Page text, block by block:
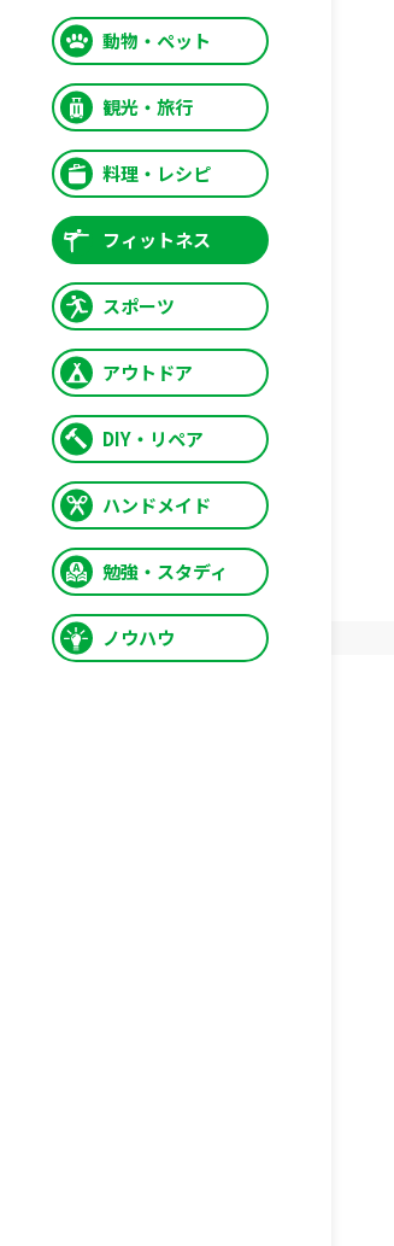
動物・ペット
観光・旅行
料理・レシピ
フィットネス
スポーツ
アウトドア
DIY・リペア
ハンドメイド
勉強・スタディ
ノウハウ